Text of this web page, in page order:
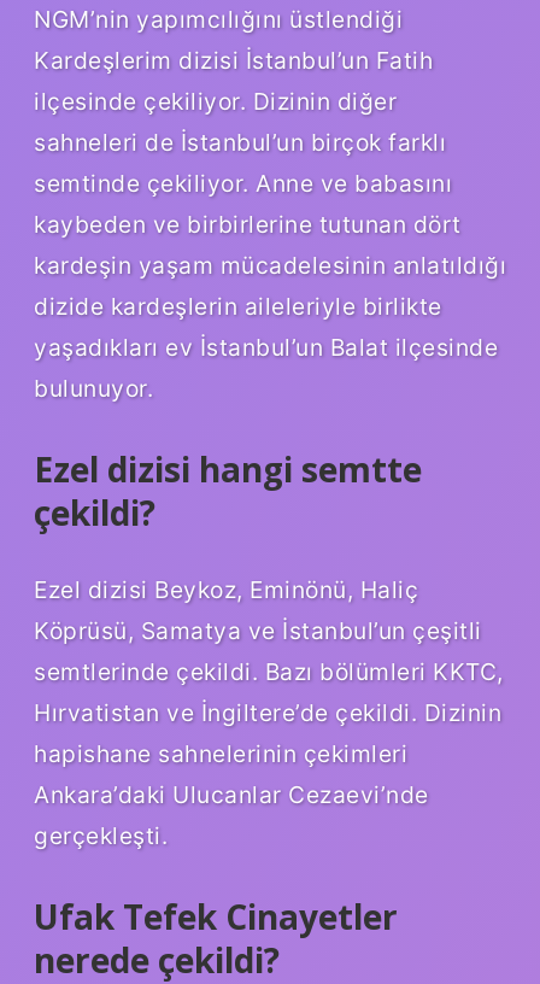
NGM’nin yapımcılığını üstlendiği
Kardeşlerim dizisi İstanbul’un Fatih
ilçesinde çekiliyor. Dizinin diğer
sahneleri de İstanbul’un birçok farklı
semtinde çekiliyor. Anne ve babasını
kaybeden ve birbirlerine tutunan dört
kardeşin yaşam mücadelesinin anlatıldığı
dizide kardeşlerin aileleriyle birlikte
yaşadıkları ev İstanbul’un Balat ilçesinde
bulunuyor.
Ezel dizisi hangi semtte
çekildi?
Ezel dizisi Beykoz, Eminönü, Haliç
Köprüsü, Samatya ve İstanbul’un çeşitli
semtlerinde çekildi. Bazı bölümleri KKTC,
Hırvatistan ve İngiltere’de çekildi. Dizinin
hapishane sahnelerinin çekimleri
Ankara’daki Ulucanlar Cezaevi’nde
gerçekleşti.
Ufak Tefek Cinayetler
nerede çekildi?